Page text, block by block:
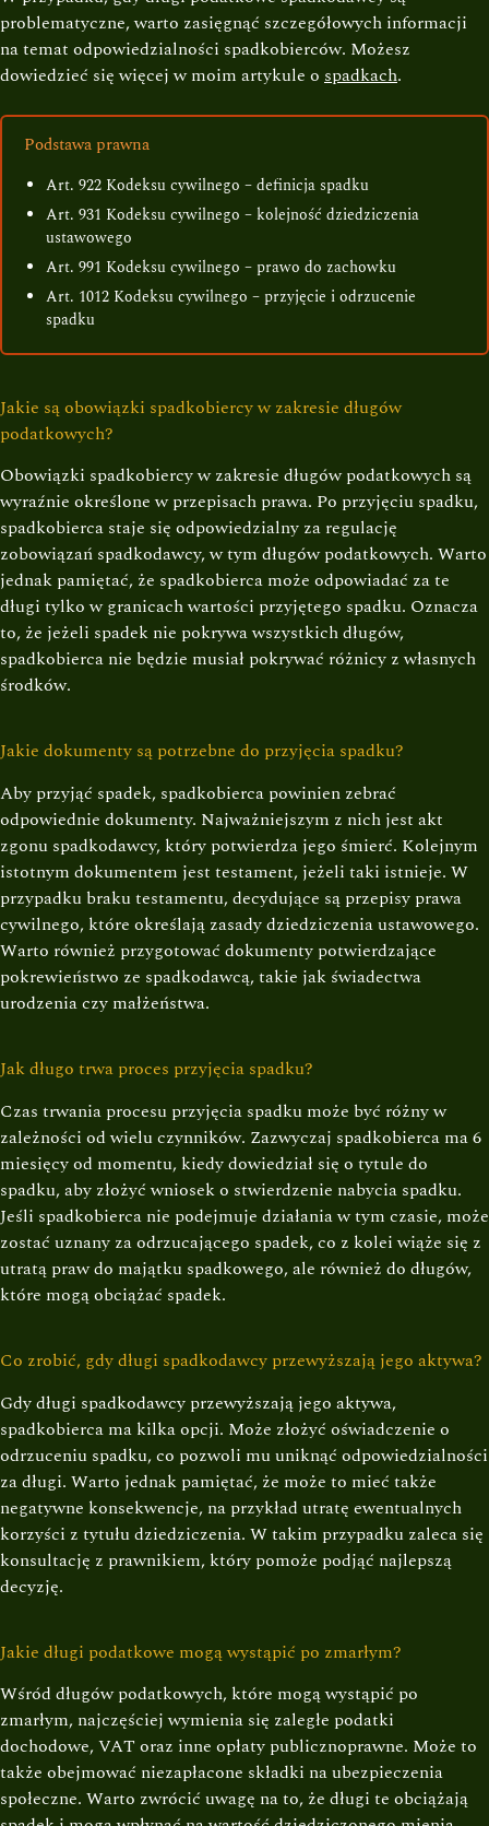
problematyczne, warto zasięgnąć szczegółowych informacji
na temat odpowiedzialności spadkobierców. Możesz
dowiedzieć się więcej w moim artykule o spadkach.
Podstawa prawna
Art. 922 Kodeksu cywilnego – definicja spadku
Art. 931 Kodeksu cywilnego – kolejność dziedziczenia
ustawowego
Art. 991 Kodeksu cywilnego – prawo do zachowku
Art. 1012 Kodeksu cywilnego – przyjęcie i odrzucenie
spadku
Jakie są obowiązki spadkobiercy w zakresie długów
podatkowych?
Obowiązki spadkobiercy w zakresie długów podatkowych są
wyraźnie określone w przepisach prawa. Po przyjęciu spadku,
spadkobierca staje się odpowiedzialny za regulację
zobowiązań spadkodawcy, w tym długów podatkowych. Warto
jednak pamiętać, że spadkobierca może odpowiadać za te
długi tylko w granicach wartości przyjętego spadku. Oznacza
to, że jeżeli spadek nie pokrywa wszystkich długów,
spadkobierca nie będzie musiał pokrywać różnicy z własnych
środków.
Jakie dokumenty są potrzebne do przyjęcia spadku?
Aby przyjąć spadek, spadkobierca powinien zebrać
odpowiednie dokumenty. Najważniejszym z nich jest akt
zgonu spadkodawcy, który potwierdza jego śmierć. Kolejnym
istotnym dokumentem jest testament, jeżeli taki istnieje. W
przypadku braku testamentu, decydujące są przepisy prawa
cywilnego, które określają zasady dziedziczenia ustawowego.
Warto również przygotować dokumenty potwierdzające
pokrewieństwo ze spadkodawcą, takie jak świadectwa
urodzenia czy małżeństwa.
Jak długo trwa proces przyjęcia spadku?
Czas trwania procesu przyjęcia spadku może być różny w
zależności od wielu czynników. Zazwyczaj spadkobierca ma 6
miesięcy od momentu, kiedy dowiedział się o tytule do
spadku, aby złożyć wniosek o stwierdzenie nabycia spadku.
Jeśli spadkobierca nie podejmuje działania w tym czasie, może
zostać uznany za odrzucającego spadek, co z kolei wiąże się z
utratą praw do majątku spadkowego, ale również do długów,
które mogą obciążać spadek.
Co zrobić, gdy długi spadkodawcy przewyższają jego aktywa?
Gdy długi spadkodawcy przewyższają jego aktywa,
spadkobierca ma kilka opcji. Może złożyć oświadczenie o
odrzuceniu spadku, co pozwoli mu uniknąć odpowiedzialności
za długi. Warto jednak pamiętać, że może to mieć także
negatywne konsekwencje, na przykład utratę ewentualnych
korzyści z tytułu dziedziczenia. W takim przypadku zaleca się
konsultację z prawnikiem, który pomoże podjąć najlepszą
decyzję.
Jakie długi podatkowe mogą wystąpić po zmarłym?
Wśród długów podatkowych, które mogą wystąpić po
zmarłym, najczęściej wymienia się zaległe podatki
dochodowe, VAT oraz inne opłaty publicznoprawne. Może to
także obejmować niezapłacone składki na ubezpieczenia
społeczne. Warto zwrócić uwagę na to, że długi te obciążają